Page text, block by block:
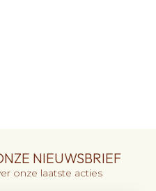
NIEUWSBRIEF
onze laatste acties